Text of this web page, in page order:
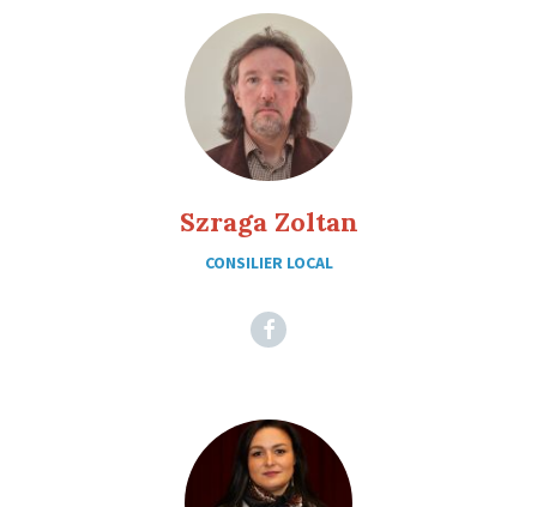
Szraga Zoltan
CONSILIER LOCAL
Facebook